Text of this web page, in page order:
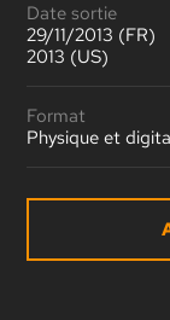
Date sortie
29/11/2013 (FR)
2013 (US)
Format
Physique et